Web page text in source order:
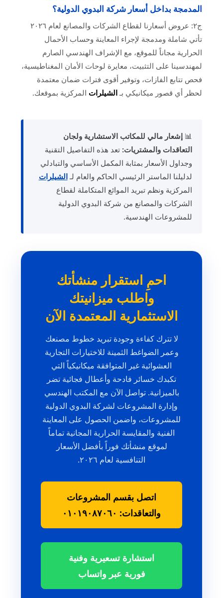
المدمجة بداخل أسعار شركة البدوي الدولية؟
ج٢: عروض أسعارنا لقطاع الشركات والمصانع لعام ٢٠٢٦
تأتي شاملة ومدمجة لإجراء المعاينة وحساب الأحمال
الحرارية مجاناً للموقع، مع الإشراف الهندسي الصارم
لمهندسينا على التثبيت، معايرة لوحات الأمان المغناطيسية،
فحص تتابع الفازات، وتوفير أقوى فترات ضمان معتمدة
لحظر أي قصور ميكانيكي بـالشيلرات المركزية بموقعك.
📊إشعار مالي للمكاتب الاستشارية ولجان
التعاقدات والمشتريات: تعد هذه التفاصيل التقنية
وجداول الأسعار بمثابة المكمل الأساسي والتبادلي
لدليلنا الماستر الرئيسي الحاكم والعام لـالشيلرات
المركزية ونظم تبريد الموائع المتكاملة لقطاع
الشركات والمصانع من شركة البدوي الدولية
للمشروعات الهندسية.
احمِ استقرار منشأتك
واطلب ميزانيتك
الاستثمارية المعتمدة الآن
لا تترك كفاءة وجودة تبريد خطوط مصنعك
وعمر الضواغط الثمينة للاختيارات التجارية
العشوائية غير المتوافقة ميكانيكياً التي
تكبدك خسائر فادحة وأعطال فجائية تضر
بالميزانية. تواصل الآن مع المكتب الهندسي
وإدارة المشروعات لشركة البدوي الدولية
للمشروعات، واضمن الحصول على المعاينة
الفنية والمقايسة الحرارية المجانية تماماً
لموقع منشأتك فوراً بأفضل الأسعار
التنافسية لعام ٢٠٢٦.
اتصل بقسم المشروعات
والتعاقدات: ٠١٠١٩٠٨٧٠٦٠
استشارة تسعيرية وفنية
فورية عبر واتساب